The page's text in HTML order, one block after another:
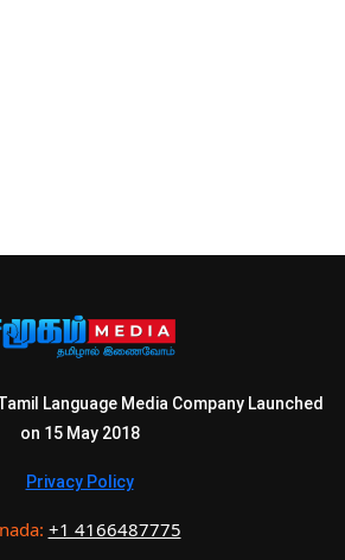
Language Media Company Launched
on 15 May 2018
Privacy Policy
+1 4166487775